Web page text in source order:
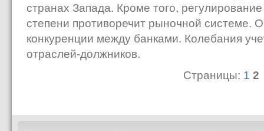
странах Запада. Кроме того,
степени противоречит рыночной системе.
конкуренции между банками. Колебания
отраслей-должников.
Страницы: 1 2